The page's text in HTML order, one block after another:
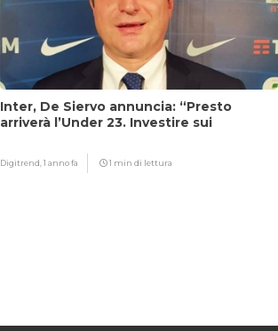
Inter, De Siervo annuncia: “Presto
arriverà l’Under 23. Investire sui
Digitrend,1 anno fa 1 min di lettura